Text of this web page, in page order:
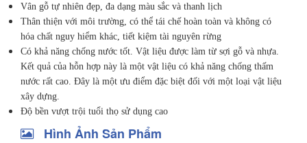
Vân gỗ tự nhiên đẹp, đa dạng màu sắc và thanh lịch
Thân thiện với môi trường, có thể tái chế hoàn toàn và không có
hóa chất nguy hiểm khác, tiết kiệm tài nguyên rừng
Có khả năng chống nước tốt. Vật liệu được làm từ sợi gỗ và nhựa.
Kết quả của hỗn hợp này là một vật liệu có khả năng chống thấm
nước rất cao. Đây là một ưu điểm đặc biệt đối với một loại vật liệu
xây dựng.
Độ bền vượt trội tuổi thọ sử dụng cao
Hình Ảnh Sản Phẩm